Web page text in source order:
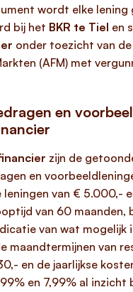
wordt elke
bij het BKR te Tiel en
onder toezicht van
(AFM) met
en
zijn de
en
leningen van € 5.000,-
van 60 maanden,
van wat mogelijk
maandtermijnen van
en de jaarlijkse
en 7,99% al